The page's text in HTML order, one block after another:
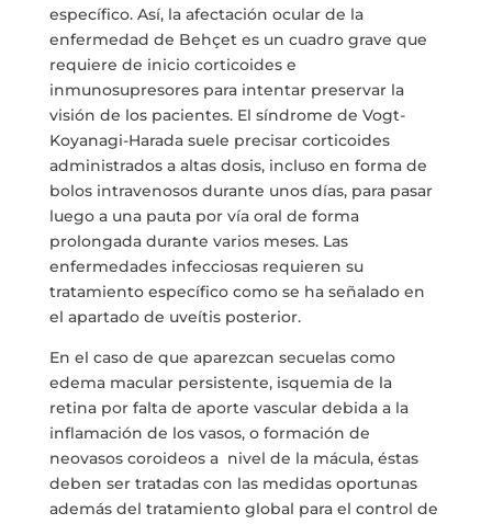
específico. Así, la afectación ocular de la
enfermedad de Behçet es un cuadro grave que
requiere de inicio corticoides e
inmunosupresores para intentar preservar la
visión de los pacientes. El síndrome de Vogt-
Koyanagi-Harada suele precisar corticoides
administrados a altas dosis, incluso en forma de
bolos intravenosos durante unos días, para pasar
luego a una pauta por vía oral de forma
prolongada durante varios meses. Las
enfermedades infecciosas requieren su
tratamiento específico como se ha señalado en
el apartado de uveítis posterior.
En el caso de que aparezcan secuelas como
edema macular persistente, isquemia de la
retina por falta de aporte vascular debida a la
inflamación de los vasos, o formación de
neovasos coroideos a nivel de la mácula, éstas
deben ser tratadas con las medidas oportunas
además del tratamiento global para el control de